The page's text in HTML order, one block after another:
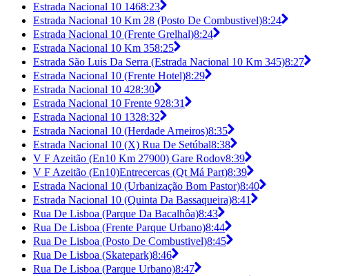
Estrada Nacional 10 1468:23
Estrada Nacional 10 Km 28 (Posto De Combustivel)8:24
Estrada Nacional 10 (Frente Grelhal)8:24
Estrada Nacional 10 Km 358:25
Estrada São Luis Da Serra (Estrada Nacional 10 Km 345)8:27
Estrada Nacional 10 (Frente Hotel)8:29
Estrada Nacional 10 428:30
Estrada Nacional 10 Frente 928:31
Estrada Nacional 10 1328:32
Estrada Nacional 10 (Herdade Arneiros)8:35
Estrada Nacional 10 (X) Rua De Setúbal8:38
V F Azeitão (En10 Km 27900) Gare Rodov8:39
V F Azeitão (En10)Entrecercas (Qt Má Part)8:39
Estrada Nacional 10 (Urbanização Bom Pastor)8:40
Estrada Nacional 10 (Quinta Da Bassaqueira)8:41
Rua De Lisboa (Parque Da Bacalhôa)8:43
Rua De Lisboa (Frente Parque Urbano)8:44
Rua De Lisboa (Posto De Combustivel)8:45
Rua De Lisboa (Skatepark)8:46
Rua De Lisboa (Parque Urbano)8:47